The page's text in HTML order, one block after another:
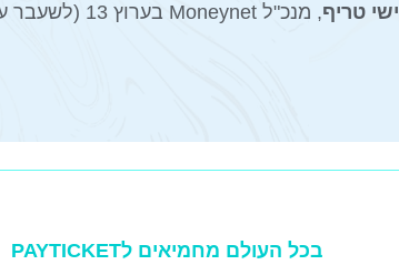
ישי טריף, מנכ"ל Moneynet בערוץ 13 (לשעבר ערוץ 10)
בכל העולם מחמיאים לPAYTICKET